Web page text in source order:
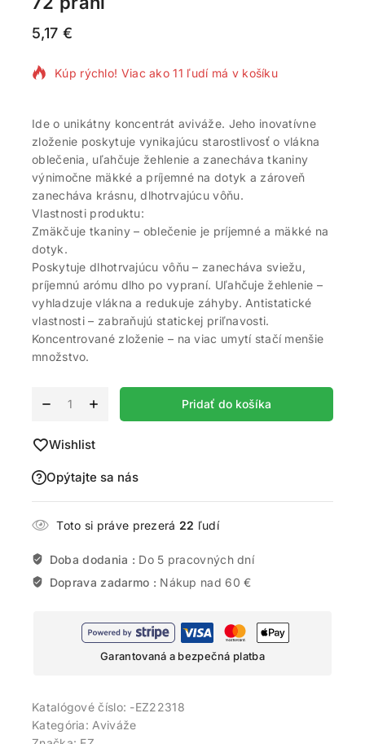
5,17 €
14 produktov predaných za posledných 17 hodín
Kúp rýchlo! Viac ako 11 ľudí má v košíku
Ide o unikátny koncentrát aviváže. Jeho inovatívne
zloženie poskytuje vynikajúcu starostlivosť o vlákna
oblečenia, uľahčuje žehlenie a zanecháva tkaniny
výnimočne mäkké a príjemné na dotyk a zároveň
zanecháva krásnu, dlhotrvajúcu vôňu.
Vlastnosti produktu:
Zmäkčuje tkaniny – oblečenie je príjemné a mäkké na
dotyk.
Poskytuje dlhotrvajúcu vôňu – zanecháva sviežu,
príjemnú arómu dlho po vypraní. Uľahčuje žehlenie –
vyhladzuje vlákna a redukuje záhyby. Antistatické
vlastnosti – zabraňujú statickej priľnavosti.
Koncentrované zloženie – na viac umytí stačí menšie
množstvo.
Pridať do košíka
Wishlist
Opýtajte sa nás
Toto si práve prezerá 22 ľudí
Doba dodania : Do 5 pracovných dní
Doprava zadarmo : Nákup nad 60 €
Garantovaná a bezpečná platba
Katalógové číslo: -EZ22318
Kategória: Aviváže